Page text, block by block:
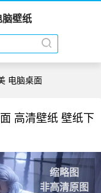
脑壁纸
电脑桌面
高清壁纸 壁纸下
缩略图
非高清原图